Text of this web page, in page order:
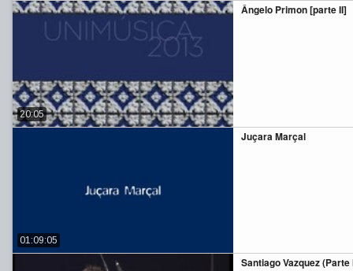
Ângelo Primon [parte II]
20:05
Juçara Marçal
01:09:05
Santiago Vazquez (Parte